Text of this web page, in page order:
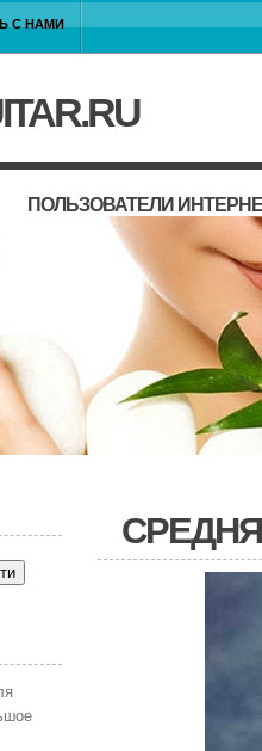
С НАМИ
ПОЛЬЗОВАТЕЛИ